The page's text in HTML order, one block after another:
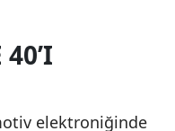
elektroniğinde